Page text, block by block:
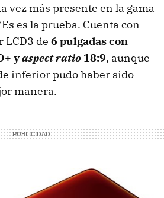
vez más presente en la gama
es la prueba. Cuenta con
LCD3 de 6 pulgadas con
yaspect ratio 18:9, aunque
inferior pudo haber sido
manera.